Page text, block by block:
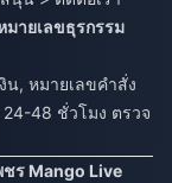
มายเลขธุรกรรม
, หมายเลขคำสั่ง
24-48 ชั่วโมง ตรวจ
ชร Mango Live